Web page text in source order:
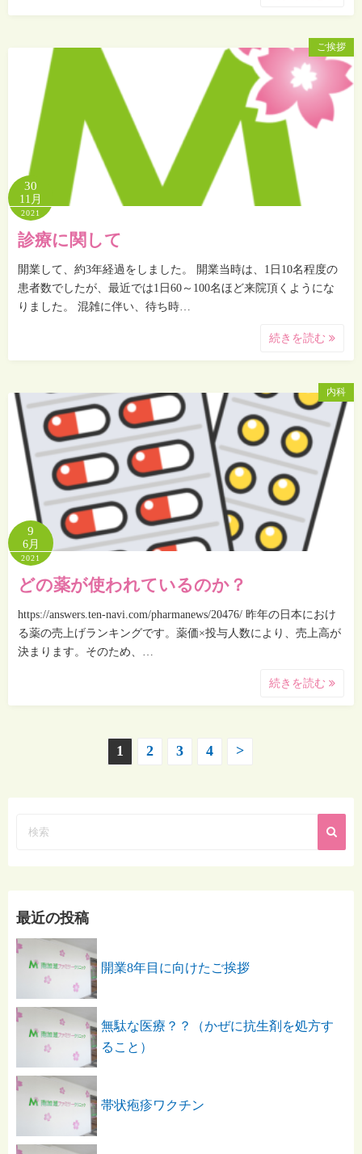
ご挨拶
30
11月
2021
診療に関して
開業して、約3年経過をしました。 開業当時は、1日10名程度の
患者数でしたが、最近では1日60～100名ほど来院頂くようにな
りました。 混雑に伴い、待ち時…
続きを読む
内科
9
6月
2021
どの薬が使われているのか？
https://answers.ten-navi.com/pharmanews/20476/ 昨年の日本におけ
る薬の売上げランキングです。薬価×投与人数により、売上高が
決まります。そのため、…
続きを読む
の
ー
ジ
送
り
1 2 3 4 >
最近の投稿
開業8年目に向けたご挨拶
無駄な医療？？（かぜに抗生剤を処方す
ること）
帯状疱疹ワクチン